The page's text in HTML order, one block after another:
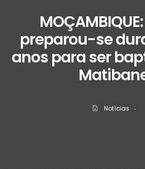
preparou-se
anos para ser
Notícias ‧